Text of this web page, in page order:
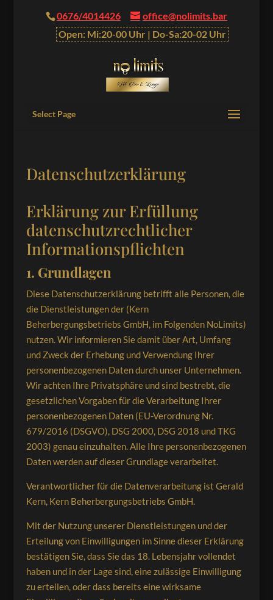
0676/4014426
office@nolimits.bar
Open: Mi:20-00 Uhr | Do-Sa:20-02 Uhr
Select Page
Datenschutzerklärung
Erklärung zur Erfüllung
datenschutzrechtlicher
Informationspflichten
1. Grundlagen
Diese Datenschutzerklärung betrifft alle Personen, die
die Dienstleistungen der (Kern
Beherbergungsbetriebs GmbH, im Folgenden NoLimits)
nutzen. Wir informieren Sie damit über Art, Umfang
und Zweck der Erhebung und Verwendung Ihrer
personenbezogenen Daten durch unser Unternehmen.
Wir achten Ihre Privatsphäre und sind bestrebt, die
gesetzlichen Vorgaben für die Verarbeitung Ihrer
personenbezogenen Daten (EU-Verordnung Nr.
679/2016 (DSGVO), DSG 2000, DSG 2018 und TKG
2003) genau einzuhalten. Alle Ihre personenbezogenen
Daten werden auf dieser Grundlage verarbeitet.
Verantwortlicher für die Datenverarbeitung ist Gerald
Kern, Kern Beherbergungsbetriebs GmbH.
Mit der Nutzung unserer Dienstleistungen und der
Erteilung von Einwilligungen im Sinne dieser Erklärung
bestätigen Sie, dass Sie das 18. Lebensjahr vollendet
haben und in der Lage sind, eine zulässige Einwilligung
zu erteilen, oder dass bereits eine wirksame